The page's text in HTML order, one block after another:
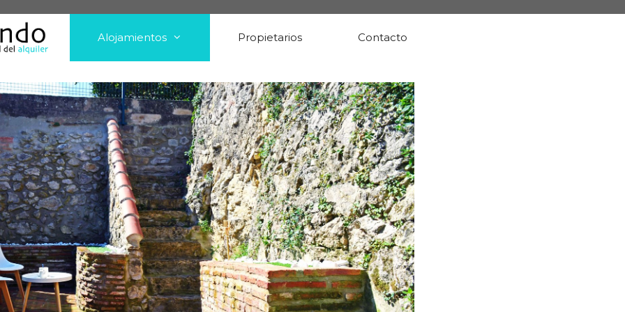
Alojamientos Propietarios Contacto